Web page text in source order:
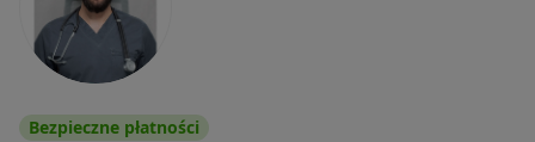
Bezpieczne płatności